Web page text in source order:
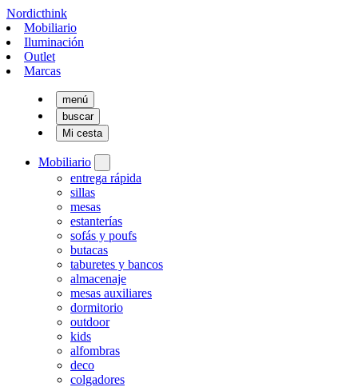
Nordicthink
Mobiliario
Iluminación
Outlet
Marcas
menú
buscar
Mi cesta
Mobiliario
entrega rápida
sillas
mesas
estanterías
sofás y poufs
butacas
taburetes y bancos
almacenaje
mesas auxiliares
dormitorio
outdoor
kids
alfombras
deco
colgadores